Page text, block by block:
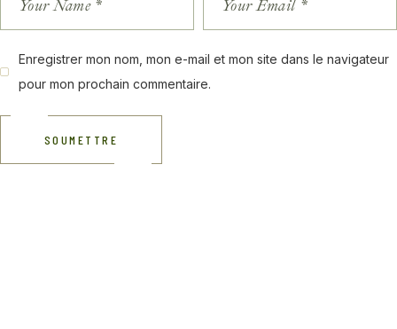
Enregistrer mon nom, mon e-mail et mon site dans le navigateur
pour mon prochain commentaire.
SOUMETTRE